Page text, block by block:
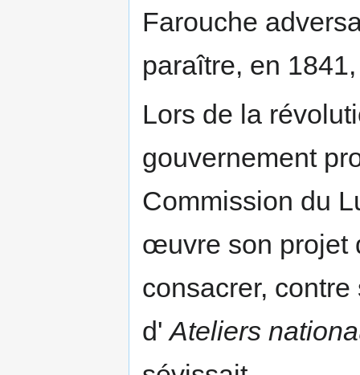
Farouche
paraître, en
Lors de la
gouvernement
Commission du
œuvre son projet
consacrer,
d'Ateliers